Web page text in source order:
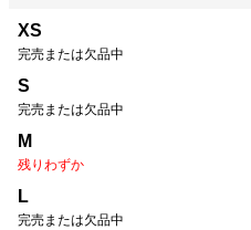
XS
完売または欠品中
S
完売または欠品中
M
残りわずか
L
完売または欠品中